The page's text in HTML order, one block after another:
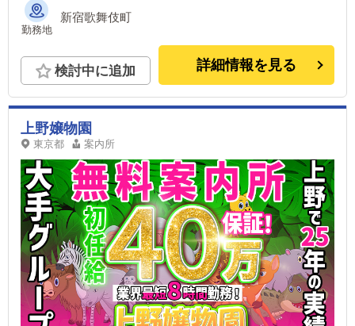
勤務地
新宿歌舞伎町
検討中に追加 詳細情報を見る
上野嬢物園
東京都 案内所